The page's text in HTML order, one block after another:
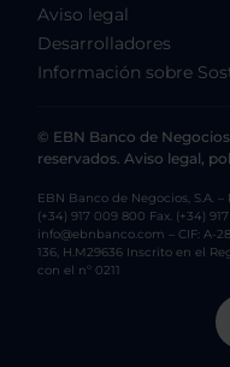
Aviso legal
Desarrolladores
Información sobre
© EBN Banco de
reservados. Aviso legal,
EBN Banco de Negocios, S.A.
(+34) 917 009 800 Fax. (+34)
info@ebnbanco.com – CIF: A-
136, H.M29636 Inscrito en el
con el nº 0211